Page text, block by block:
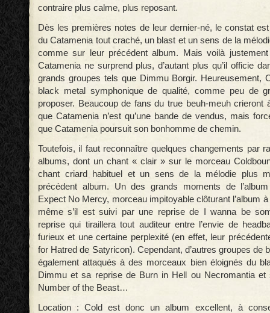
contraire plus calme, plus reposant.
Dès les premières notes de leur dernier-né, le constat
du Catamenia tout craché, un blast et un sens de la
comme sur leur précédent album. Mais voilà
Catamenia ne surprend plus, d’autant plus qu’il officie
grands groupes tels que Dimmu Borgir. Heureusement,
black metal symphonique de qualité, comme peu de
proposer. Beaucoup de fans du true beuh-meuh crieront
que Catamenia n’est qu’une bande de vendus, mais
que Catamenia poursuit son bonhomme de chemin.
Toutefois, il faut reconnaître quelques changements par
albums, dont un chant « clair » sur le morceau
chant criard habituel et un sens de la mélodie plus
précédent album. Un des grands moments de
Expect No Mercy, morceau impitoyable clôturant l’album
même s’il est suivi par une reprise de I wanna be
reprise qui tiraillera tout auditeur entre l’envie de
furieux et une certaine perplexité (en effet, leur
for Hatred de Satyricon). Cependant, d’autres groupes de
également attaqués à des morceaux bien éloignés du
Dimmu et sa reprise de Burn in Hell ou Necromantia et
Number of the Beast…
Location : Cold est donc un album excellent, à